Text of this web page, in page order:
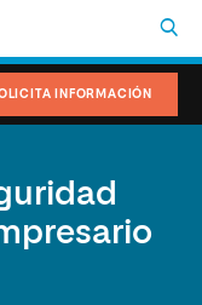
INFORMACIÓN